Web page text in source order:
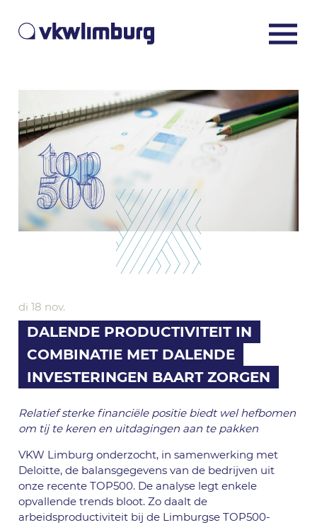
di 18 nov.
DALENDE PRODUCTIVITEIT IN
COMBINATIE MET DALENDE
INVESTERINGEN BAART ZORGEN
Relatief sterke financiële positie biedt wel hefbomen
om tij te keren en uitdagingen aan te pakken
VKW Limburg onderzocht, in samenwerking met
Deloitte, de balansgegevens van de bedrijven uit
onze recente TOP500. De analyse legt enkele
opvallende trends bloot. Zo daalt de
arbeidsproductiviteit bij de Limburgse TOP500-